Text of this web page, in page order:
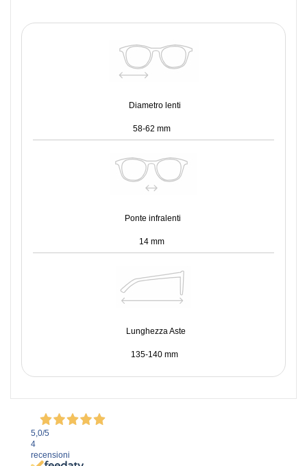
Diametro lenti
Ponte infralenti
Lunghezza Aste
58-62 mm
14 mm
135-140 mm
5,0/5
4
recensioni